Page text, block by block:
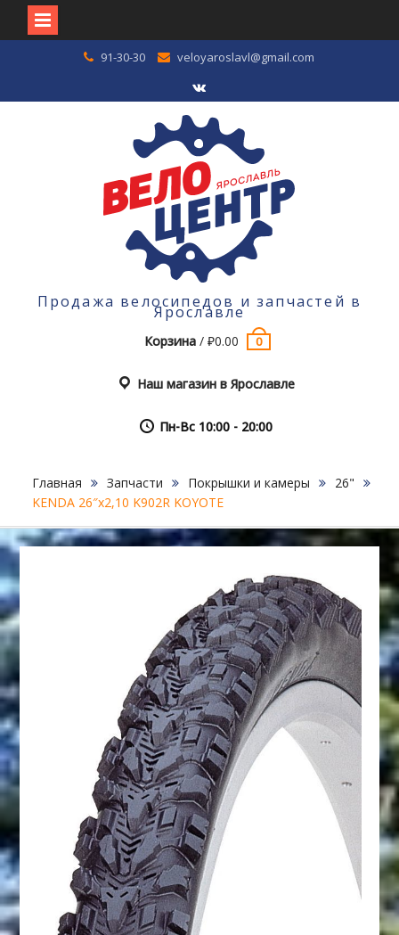
91-30-30 veloyaroslavl@gmail.com
VK
Продажа велосипедов и запчастей в
Ярославле
Корзина /₽0.00 0
Наш магазин в Ярославле
Пн-Вс 10:00 - 20:00
Главная Запчасти Покрышки и камеры
26"
KENDA 26″х2,10 K902R KOYOTE